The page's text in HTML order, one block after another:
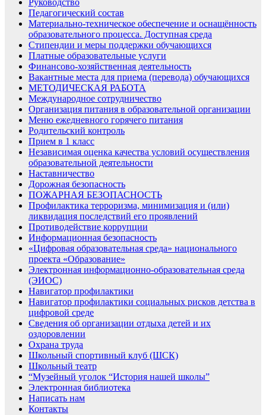
Руководство
Педагогический состав
Материально-техническое обеспечение и оснащённость
образовательного процесса. Доступная среда
Стипендии и меры поддержки обучающихся
Платные образовательные услуги
Финансово-хозяйственная деятельность
Вакантные места для приема (перевода) обучающихся
МЕТОДИЧЕСКАЯ РАБОТА
Международное сотрудничество
Организация питания в образовательной организации
Меню ежедневного горячего питания
Родительский контроль
Прием в 1 класс
Независимая оценка качества условий осуществления
образовательной деятельности
Наставничество
Дорожная безопасность
ПОЖАРНАЯ БЕЗОПАСНОСТЬ
Профилактика терроризма, минимизация и (или)
ликвидация последствий его проявлений
Противодействие коррупции
Информационная безопасность
«Цифровая образовательная среда» национального
проекта «Образование»
Электронная информационно-образовательная среда
(ЭИОС)
Навигатор профилактики
Навигатор профилактики социальных рисков детства в
цифровой среде
Сведения об организации отдыха детей и их
оздоровлении
Охрана труда
Школьный спортивный клуб (ШСК)
Школьный театр
“Музейный уголок “История нашей школы”
Электронная библиотека
Написать нам
Контакты